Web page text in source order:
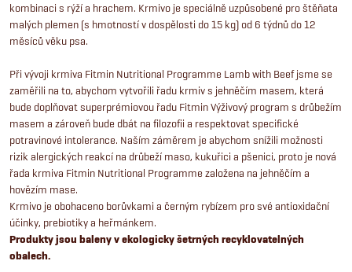
kombinaci s rýží a hrachem. Krmivo je speciálně uzpůsobené pro štěňata
malých plemen (s hmotností v dospělosti do 15 kg) od 6 týdnů do 12
měsíců věku psa.
Při vývoji krmiva Fitmin Nutritional Programme Lamb with Beef jsme se
zaměřili na to, abychom vytvořili řadu krmiv s jehněčím masem, která
bude doplňovat superprémiovou řadu Fitmin Výživový program s drůbežím
masem a zároveň bude dbát na filozofii a respektovat specifické
potravinové intolerance. Naším záměrem je abychom snížili možnosti
rizik alergických reakcí na drůbeží maso, kukuřici a pšenici, proto je nová
řada krmiva Fitmin Nutritional Programme založena na jehněčím a
hovězím mase.
Krmivo je obohaceno borůvkami a černým rybízem pro své antioxidační
účinky, prebiotiky a heřmánkem.
Produkty jsou baleny v ekologicky šetrných recyklovatelných
obalech.